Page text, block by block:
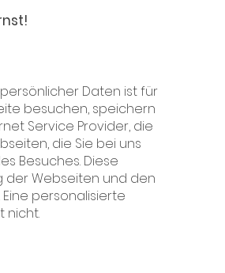
Daten ist für
besuchen, speichern
Service Provider, die
die Sie bei uns
Besuches. Diese
der Webseiten und den
personalisierte
nicht.